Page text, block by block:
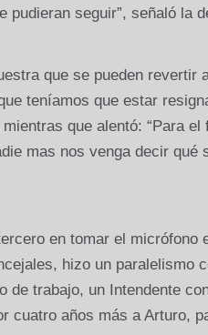
pudieran seguir”, señaló la
que se pueden
teníamos que estar
que alentó: “Para
mas nos venga decir
en tomar el
hizo un paralelismo
de trabajo, un Intendente
cuatro años más a Arturo,